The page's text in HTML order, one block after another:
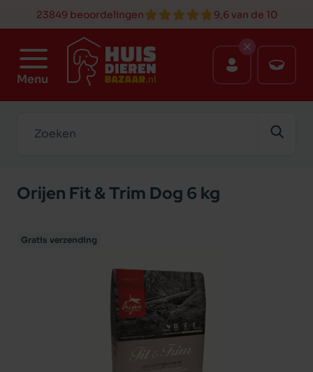
23849 beoordelingen 9,6 van de 10
Menu
Orijen Fit & Trim Dog 6 kg
Gratis verzending